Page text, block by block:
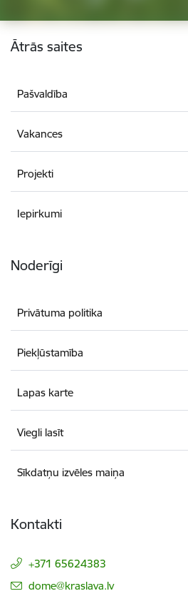
Kājene
Ātrās saites
Pašvaldība
Vakances
Projekti
Iepirkumi
Noderīgi
Privātuma politika
Piekļūstamība
Lapas karte
Viegli lasīt
Sīkdatņu izvēles maiņa
Kontakti
+371 65624383
E-pasts:
dome@kraslava.lv